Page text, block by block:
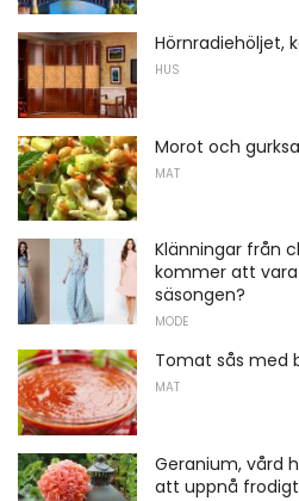
Hörnradiehöljet,
HUS
Morot och
MAT
Klänningar från
kommer att
säsongen?
MODE
Tomat sås med
MAT
Geranium, vård
att uppnå